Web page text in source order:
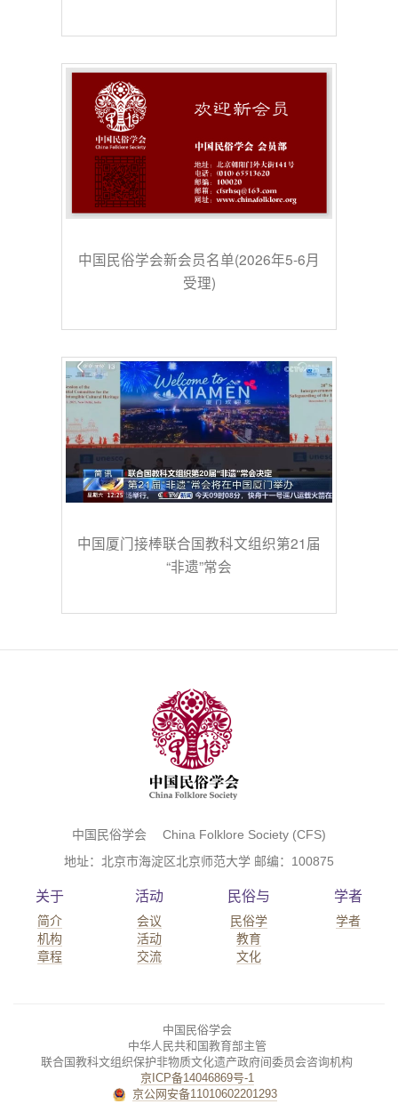
中国民俗学会新会员名单(2026年5-6月
受理)
中国厦门接棒联合国教科文组织第21届
“非遗”常会
中国民俗学会 China Folklore Society (CFS)
地址：北京市海淀区北京师范大学 邮编：100875
关于
简介
机构
章程
活动
会议
活动
交流
民俗与
民俗学
教育
文化
学者
学者
中国民俗学会
中华人民共和国教育部主管
联合国教科文组织保护非物质文化遗产政府间委员会咨询机构
京ICP备14046869号-1
京公网安备11010602201293